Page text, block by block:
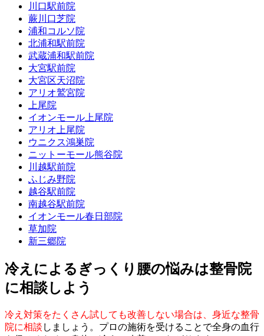
川口駅前院
蕨川口芝院
浦和コルソ院
北浦和駅前院
武蔵浦和駅前院
大宮駅前院
大宮区天沼院
アリオ鷲宮院
上尾院
イオンモール上尾院
アリオ上尾院
ウニクス鴻巣院
ニットーモール熊谷院
川越駅前院
ふじみ野院
越谷駅前院
南越谷駅前院
イオンモール春日部院
草加院
新三郷院
冷えによるぎっくり腰の悩みは整骨院
に相談しよう
冷え対策をたくさん試しても改善しない場合は、身近な整骨
院に相談 しましょう。プロの施術を受けることで全身の血行